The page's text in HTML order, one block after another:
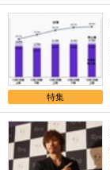
特集